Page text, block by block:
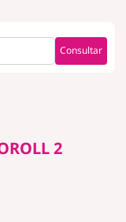
Consultar
2